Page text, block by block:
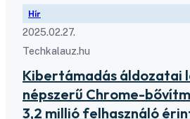
Hír
2025.02.27.
Techkalauz.hu
Kibertámadás áldozatai
népszerű Chrome-
3,2 millió felhasználó